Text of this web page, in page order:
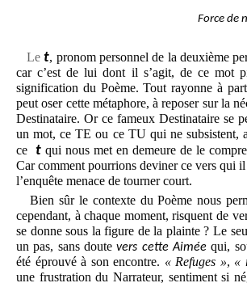
Force de
Let, pronom personnel de la deuxième
car c’est de lui dont il s’agit, de ce mot
signification du Poème. Tout rayonne à
peut oser cette métaphore, à reposer sur la
Destinataire. Or ce fameux Destinataire se
un mot, ce TE ou ce TU qui ne subsistent,
ce t qui nous met en demeure de le
Car comment pourrions deviner ce vers qui
l’enquête menace de tourner court.
Bien sûr le contexte du Poème nous
cependant, à chaque moment, risquent de
se donne sous la figure de la plainte ? Le
un pas, sans doutevers cette Aiméequi,
été éprouvé à son encontre. « Refuges », «
une frustration du Narrateur, sentiment si